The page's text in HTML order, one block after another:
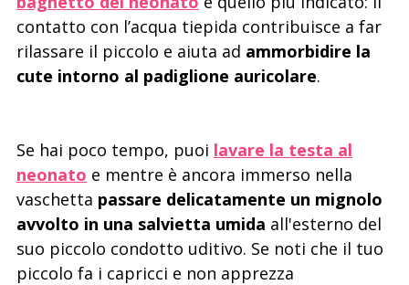
contatto con l’acqua tiepida contribuisce a far
rilassare il piccolo e aiuta ad ammorbidire la
cute intorno al padiglione auricolare.
Se hai poco tempo, puoi lavare la testa al
neonato e mentre è ancora immerso nella
vaschetta passare delicatamente un mignolo
avvolto in una salvietta umida all'esterno del
suo piccolo condotto uditivo. Se noti che il tuo
piccolo fa i capricci e non apprezza